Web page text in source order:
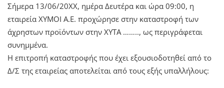
Σήμερα 13/06/20ΧΧ, ημέρα Δευτέρα και ώρα 09:00, η
εταιρεία ΧΥΜΟΙ Α.Ε. προχώρησε στην καταστροφή των
άχρηστων προϊόντων στην ΧΥΤΑ …….., ως περιγράφεται
συνημμένα.
Η επιτροπή καταστροφής που έχει εξουσιοδοτηθεί από το
Δ/Σ της εταιρείας αποτελείται από τους εξής υπαλλήλους: